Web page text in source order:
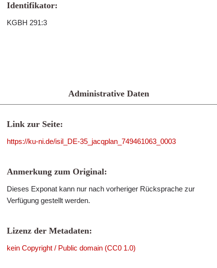
Identifikator:
KGBH 291:3
Administrative Daten
Link zur Seite:
https://ku-ni.de/isil_DE-35_jacqplan_749461063_0003
Anmerkung zum Original:
Dieses Exponat kann nur nach vorheriger Rücksprache zur
Verfügung gestellt werden.
Lizenz der Metadaten:
kein Copyright / Public domain (CC0 1.0)